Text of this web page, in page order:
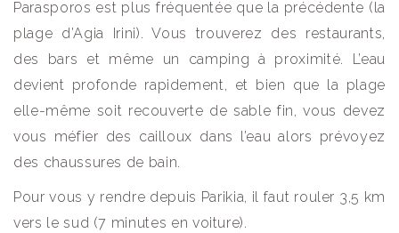
Parasporos est plus fréquentée que la précédente (la
plage d’Agia Irini). Vous trouverez des restaurants,
des bars et même un camping à proximité. L’eau
devient profonde rapidement, et bien que la plage
elle-même soit recouverte de sable fin, vous devez
vous méfier des cailloux dans l’eau alors prévoyez
des chaussures de bain.
Pour vous y rendre depuis Parikia, il faut rouler 3,5 km
vers le sud (7 minutes en voiture).